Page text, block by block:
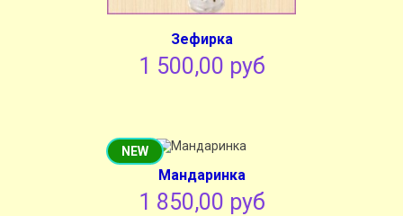
Зефирка
1 500,00 руб
NEW
Мандаринка
1 850,00 руб